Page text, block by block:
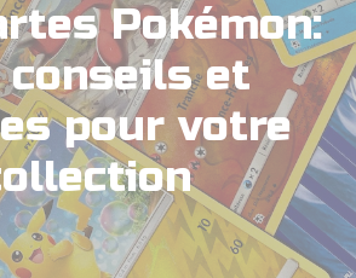
Pokémon:
conseils et
pour votre